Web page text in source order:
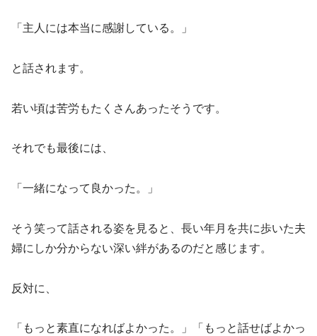
「主人には本当に感謝している。」
と話されます。
若い頃は苦労もたくさんあったそうです。
それでも最後には、
「一緒になって良かった。」
そう笑って話される姿を見ると、長い年月を共に歩いた夫
婦にしか分からない深い絆があるのだと感じます。
反対に、
「もっと素直になればよかった。」「もっと話せばよかっ